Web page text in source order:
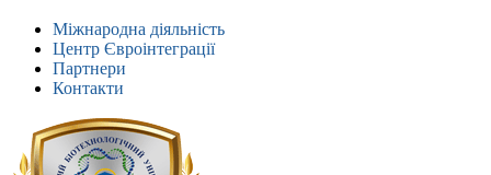
Міжнародна діяльність
Центр Євроінтеграції
Партнери
Контакти